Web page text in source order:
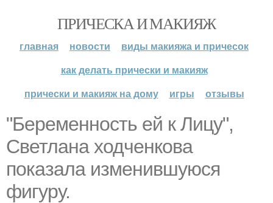
ПРИЧЕСКА И МАКИЯЖ
главная новости
виды макияжа и причесок
как делать прически и макияж
прически и макияж на дому
игры отзывы
"Беременность ей к Лицу",
Светлана ходченкова
показала изменившуюся
фигуру.